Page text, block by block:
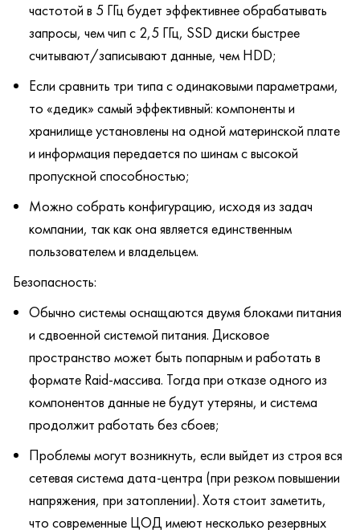
частотой в 5 ГГц будет эффективнее обрабатывать
запросы, чем чип с 2,5 ГГц, SSD диски быстрее
считывают/записывают данные, чем HDD;
Если сравнить три типа с одинаковыми параметрами,
то «дедик» самый эффективный: компоненты и
хранилище установлены на одной материнской плате
и информация передается по шинам с высокой
пропускной способностью;
Можно собрать конфигурацию, исходя из задач
компании, так как она является единственным
пользователем и владельцем.
Безопасность:
Обычно системы оснащаются двумя блоками питания
и сдвоенной системой питания. Дисковое
пространство может быть попарным и работать в
формате Raid-массива. Тогда при отказе одного из
компонентов данные не будут утеряны, и система
продолжит работать без сбоев;
Проблемы могут возникнуть, если выйдет из строя вся
сетевая система дата-центра (при резком повышении
напряжения, при затоплении). Хотя стоит заметить,
что современные ЦОД имеют несколько резервных